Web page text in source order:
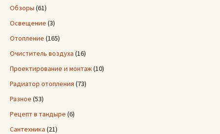
Обзоры (61)
Освещение (3)
Отопление (165)
Очиститель воздуха (16)
Проектирование и монтаж(10)
Радиатор отопления (73)
Разное (53)
Рецепт в тандыре (6)
Сантехника (21)